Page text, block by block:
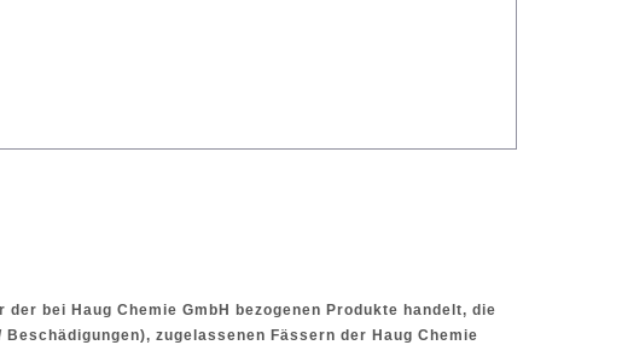
bei Haug Chemie GmbH bezogenen Produkte handelt, die
zugelassenen Fässern der Haug Chemie